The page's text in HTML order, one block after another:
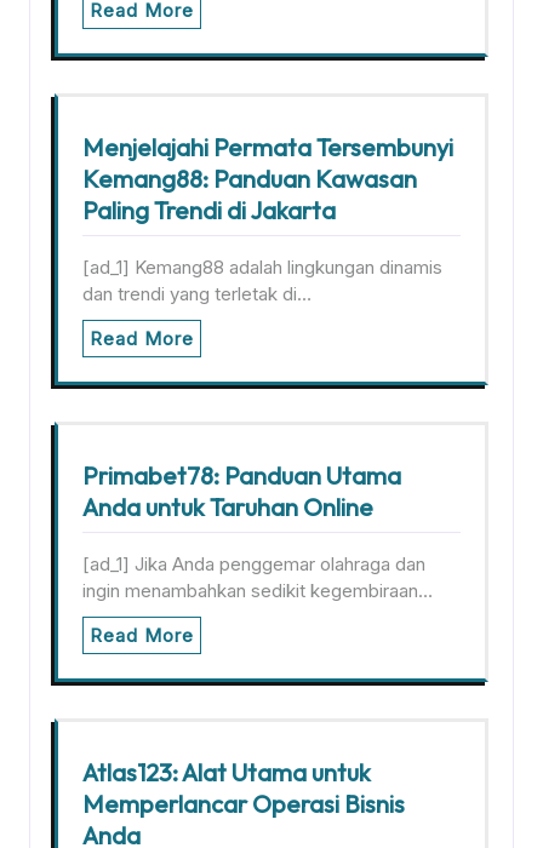
Read More
Menjelajahi Permata Tersembunyi
Kemang88: Panduan Kawasan
Paling Trendi di Jakarta
[ad_1] Kemang88 adalah lingkungan dinamis
dan trendi yang terletak di…
Read More
Primabet78: Panduan Utama
Anda untuk Taruhan Online
[ad_1] Jika Anda penggemar olahraga dan
ingin menambahkan sedikit kegembiraan…
Read More
Atlas123: Alat Utama untuk
Memperlancar Operasi Bisnis
Anda